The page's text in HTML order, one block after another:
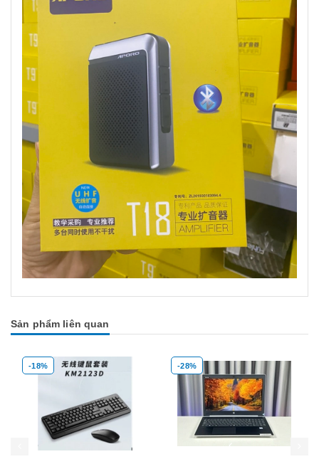
Sản phẩm liên quan
-18% -28%
Mua hàng